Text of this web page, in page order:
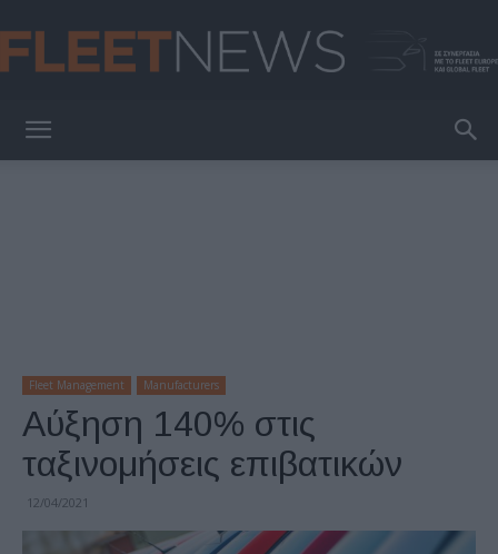
Fleet Management Manufacturers
Αύξηση 140% στις
ταξινομήσεις επιβατικών
12/04/2021